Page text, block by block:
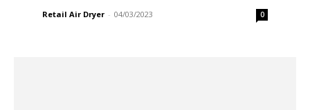
Retail Air Dryer - 04/03/2023 0